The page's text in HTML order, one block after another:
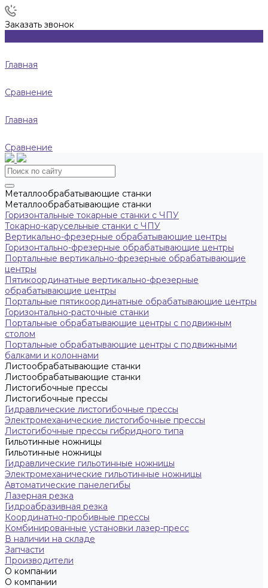
Заказать звонок
Главная
Сравнение
Главная
Сравнение
Металлообрабатывающие станки
Металлообрабатывающие станки
Горизонтальные токарные станки с ЧПУ
Токарно-карусельные станки с ЧПУ
Вертикально-фрезерные обрабатывающие центры
Горизонтально-фрезерные обрабатывающие центры
Портальные вертикально-фрезерные обрабатывающие
центры
Пятикоординатные вертикально-фрезерные
обрабатывающие центры
Портальные пятикоординатные обрабатывающие центры
Горизонтально-расточные станки
Портальные обрабатывающие центры с подвижным
столом
Портальные обрабатывающие центры с подвижными
балками и колоннами
Листообрабатывающие станки
Листообрабатывающие станки
Листогибочные прессы
Листогибочные прессы
Гидравлические листогибочные прессы
Электромеханические листогибочные прессы
Листогибочные прессы гибридного типа
Гильотинные ножницы
Гильотинные ножницы
Гидравлические гильотинные ножницы
Электромеханические гильотинные ножницы
Автоматические панелегибы
Лазерная резка
Гидроабразивная резка
Координатно-пробивные прессы
Комбинированные установки лазер-пресс
В наличии на складе
Запчасти
Производители
О компании
О компании